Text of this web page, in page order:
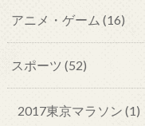
アニメ・ゲーム (16)
スポーツ (52)
2017東京マラソン (1)